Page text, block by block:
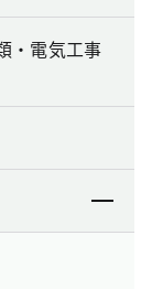
・電気工事